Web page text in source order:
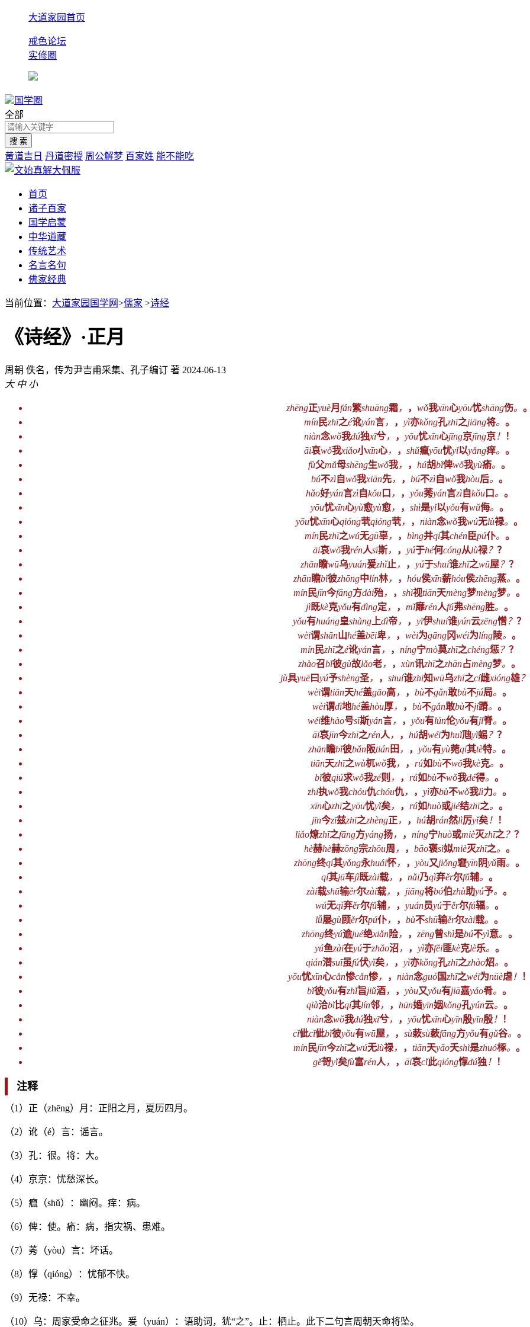
大道家园首页
戒色论坛
实修圈
国学圈
全部
黄道吉日 丹道密授 周公解梦 百家姓 能不能吃
首页
诸子百家
国学启蒙
中华道藏
传统艺术
名言名句
佛家经典
当前位置： 大道家园国学网>儒家 >诗经
《诗经》·正月
周朝 佚名，传为尹吉甫采集、孔子编订 著 2024-06-13
大 中 小
zhēng正yuè月 fán繁shuāng霜， ， wǒ我xīn心yōu忧shāng伤。
mín民zhī之é讹yán言， ， yì亦kǒng孔zhī之jiāng将。 。
niàn念wǒ我dú独xī兮， ， yōu忧xīn心jīng京jīng京！
！
āi哀wǒ我xiǎo小xīn心， ， shǔ癙yōu忧yǐ以yǎng痒。 。
fù父mǔ母shēng生wǒ我， ， hú胡bǐ俾wǒ我yù瘉。 。
bú不zì自wǒ我xiān先， ， bú不zì自wǒ我hòu后。 。
hǎo好yán言zì自kǒu口 ， ， yǒu莠yán言zì自kǒu口 。 。
yōu忧xīn心yù愈yù愈， ， shì是yǐ以yǒu有wǔ侮。 。
yōu忧xīn心qióng茕qióng茕， ， niàn念wǒ我wú无lù禄。 。
mín民zhī之wú无gū辜， ， bìng并qí其chén臣pú仆。 。
āi哀wǒ我rén人sī斯， ， yú于hé何cóng从lù禄？ ？
zhān瞻wū乌yuán爰zhǐ止， ， yú于shuí谁zhī之wū屋？ ？
zhān瞻bǐ彼zhōng中lín林， ， hóu侯xīn薪hóu侯zhēng蒸。 。
mín民jīn今fāng方dài殆， ， shì视tiān天mèng梦mèng梦。 。
jì既kè克yǒu有dìng定， ， mǐ靡rén人fú弗shēng胜。 。
yǒu有huáng皇shàng 上dì帝， ， yī伊shuí谁yún云zēng憎？ ？
wèi谓shān山hé盖bēi卑， ， wèi为gāng冈wéi为líng陵。 。
mín民zhī之é讹yán言， ， níng宁mò莫zhī之chéng惩？ ？
zhào召bǐ彼gù故lǎo老， ， xùn讯zhī之zhān占mèng梦。 。
jù具yuē曰yú予shèng圣， ， shuí谁zhī知wū乌zhī之cí雌xióng雄？
wèi谓tiān天hé盖gāo高， ， bù不gǎn敢bù不jú局。 。
wèi谓dì地hé盖hòu厚， ， bù不gǎn敢bù不jí蹐。 。
wéi维hào号sī斯yán言， ， yǒu有lún伦yǒu有jǐ脊。 。
āi哀jīn今zhī之rén人 ， ， hú胡wéi为huǐ虺yì蜴？ ？
zhān瞻bǐ彼bǎn阪tián田 ， ， yǒu有yù菀qí其tè特。 。
tiān天zhī之wù杌wǒ我， ， rú如bù不wǒ我kè克。 。
bǐ彼qiú求wǒ我zé则 ， ， rú如bù不wǒ我dé得。 。
zhí执wǒ我chóu仇chóu仇， ， yì亦bù不wǒ我lì力。 。
xīn心zhī之yōu忧yǐ矣， ， rú如huò或jié结zhī之。 。
jīn今zī兹zhī之zhèng正， ， hú胡rán然lì厉yǐ矣！
！
liǎo燎zhī之fāng方yáng扬， ， níng宁huò或miè灭zhī之 ？ ？
hè赫hè赫zōng宗zhōu周 ， ， bāo褒sì姒miè灭zhī之。 。
zhōng终qí其yǒng永huái怀， ， yòu又jiǒng窘yīn阴yǔ雨。 。
qí其jū车jì既zài载， ， nǎi乃qì弃ěr尔fǔ辅。 。
zài载shū输ěr尔zài载， ， jiāng将bó伯zhù助yú予。 。
wú无qì弃ěr尔fǔ辅， ， yuán员yú于ěr尔fú辐。 。
lǚ屡gù顾ěr尔pú仆， ， bù不shū输ěr尔zài载。 。
zhōng终yú逾jué绝xiǎn险， ， zēng曾shì是bú不yì意。 。
yú鱼zài在yú于zhǎo沼， ， yì亦fěi匪kè克lè乐。 。
qián潜suī虽fú伏yǐ矣， ， yì亦kǒng孔zhī之zhào炤。 。
yōu忧xīn心cǎn惨cǎn惨， ， niàn念guó国zhī之wéi为nüè虐！
bǐ彼yǒu有zhǐ旨jiǔ酒， ， yòu又yǒu有jiā嘉yáo肴。 。
qià洽bǐ比qí其lín邻， ， hūn婚yīn姻kǒng孔yún云。 。
niàn念wǒ我dú独xī兮， ， yōu忧xīn心yīn殷yīn殷！
！
cǐ佌cǐ佌bǐ彼yǒu有wū屋， ， sù蔌sù蔌fāng方yǒu有gǔ谷。 。
mín民jīn今zhī之wú无lù禄， ， tiān天yāo夭shì是zhuó椓。 。
gě哿yǐ矣fù富rén人 ， ， āi哀cǐ此qióng惸dú独！ ！
注释
（1）正（zhēng）月：正阳之月，夏历四月。
（2）讹（é）言：谣言。
（3）孔：很。将：大。
（4）京京：忧愁深长。
（5）癙（shǔ）：幽闷。痒：病。
（6）俾：使。瘉：病，指灾祸、患难。
（7）莠（yòu）言：坏话。
（8）惸（qióng）：忧郁不快。
（9）无禄：不幸。
（10）乌：周家受命之征兆。爰（yuán）：语助词，犹“之”。止：栖止。此下二句言周朝天命将坠。